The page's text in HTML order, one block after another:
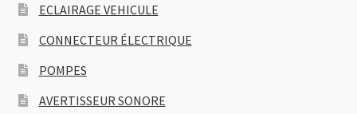
ECLAIRAGE VEHICULE
CONNECTEUR ÉLECTRIQUE
POMPES
AVERTISSEUR SONORE